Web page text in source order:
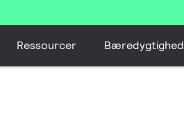
Ressourcer Bæredygtighed